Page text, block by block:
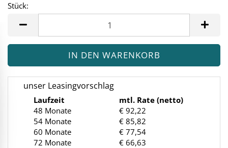
Stück:
unser Leasingvorschlag
Laufzeit
mtl. Rate (netto)
48 Monate
€ 92,22
54 Monate
€ 85,82
60 Monate
€ 77,54
72 Monate
€ 66,63